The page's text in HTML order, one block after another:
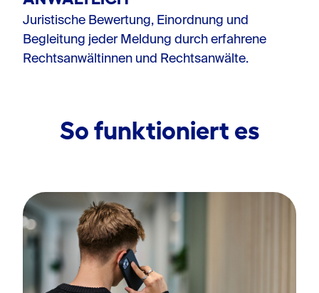
Juristische Bewertung, Einordnung und
Begleitung jeder Meldung durch erfahrene
Rechtsanwältinnen und Rechtsanwälte.
So funktioniert es